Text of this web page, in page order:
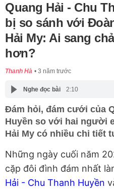
Quang Hải - Chu
bị so sánh với
Hải My: Ai sang
hơn?
Thanh Hà 3 năm trước
Nghe đọc bài 2:10
Đám hỏi, đám cưới của
Huyền so với hai người
Hải My có nhiều chi tiết
Những ngày cuối năm
cặp đôi đình đám nhất
Hải - Chu Thanh Huyền